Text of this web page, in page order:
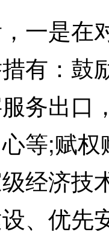
是在
有：鼓
务出口
等;赋
经济技
、优先